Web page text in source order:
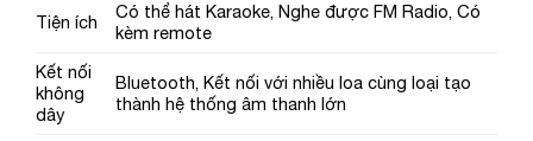
Tiện ích
Có thể hát Karaoke, Nghe được FM Radio, Có
kèm remote
Kết nối
không
dây
Bluetooth, Kết nối với nhiều loa cùng loại tạo
thành hệ thống âm thanh lớn